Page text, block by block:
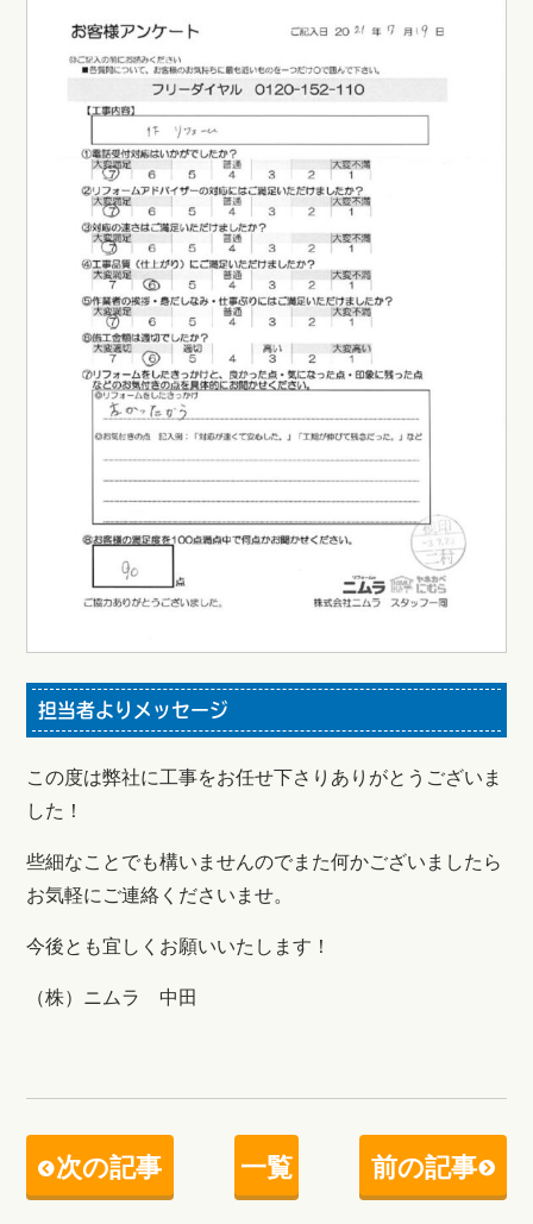
担当者よりメッセージ
この度は弊社に工事をお任せ下さりありがとうございま
した！
些細なことでも構いませんのでまた何かございましたら
お気軽にご連絡くださいませ。
今後とも宜しくお願いいたします！
（株）ニムラ 中田
次の記事 一覧 前の記事